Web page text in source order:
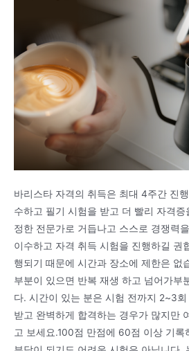
바리스타 자격의 취득은 최대 4주간 진
수하고 필기 시험을 받고 더 빨리 자격
정한 전문가로 거듭나고 스스로 경쟁력
이수하고 자격 취득 시험을 진행하길 권
행되기 때문에 시간과 장소에 제한은 없
부분이 있으면 반복 재생 하고 넘어가부
다. 시간이 있는 분은 시험 전까지 2~3
받고 완벽하게 합격하는 경우가 많지만
고 보세요.100점 만점에 60점 이상 기록